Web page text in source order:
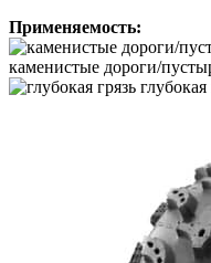
Применяемость:
каменистые дороги/
глубокая